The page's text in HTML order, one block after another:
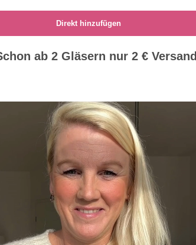
Direkt hinzufügen
ab 2 Gläsern nur 2 € Versand